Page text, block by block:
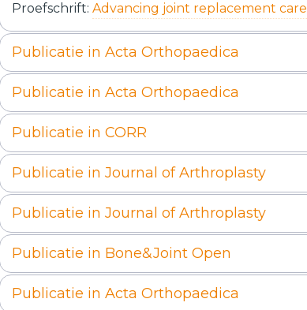
Proefschrift: Advancing joint replacement care
Publicatie in Acta Orthopaedica
Publicatie in Acta Orthopaedica
Publicatie in CORR
Publicatie in Journal of Arthroplasty
Publicatie in Journal of Arthroplasty
Publicatie in Bone&Joint Open
Publicatie in Acta Orthopaedica